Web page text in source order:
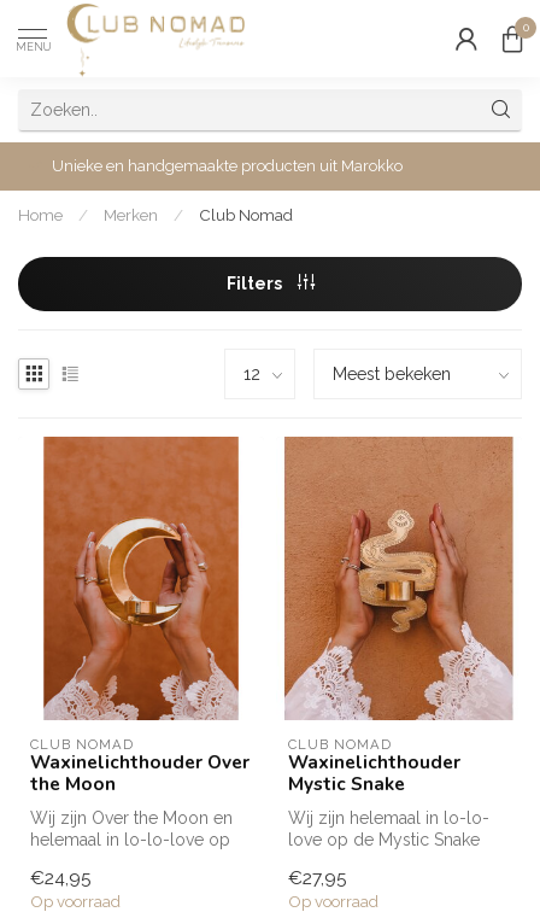
MENU
0
Unieke en handgemaakte producten uit Marokko
Home / Merken / Club Nomad
Filters
CLUB NOMAD
Waxinelichthouder Over
the Moon
Wij zijn Over the Moon en
helemaal in lo-lo-love op
waxinelichthouders u...
€24,95
Op voorraad
CLUB NOMAD
Waxinelichthouder
Mystic Snake
Wij zijn helemaal in lo-lo-
love op de Mystic Snake
Clu...
€27,95
Op voorraad